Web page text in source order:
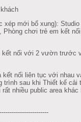
xép mới bổ xung):
Phòng chơi trẻ em kết
kết nối với 2 vườn trước
kết nối liên tục với nhau
sau khi Thiết kế cải
nhiều public area khác
---------------